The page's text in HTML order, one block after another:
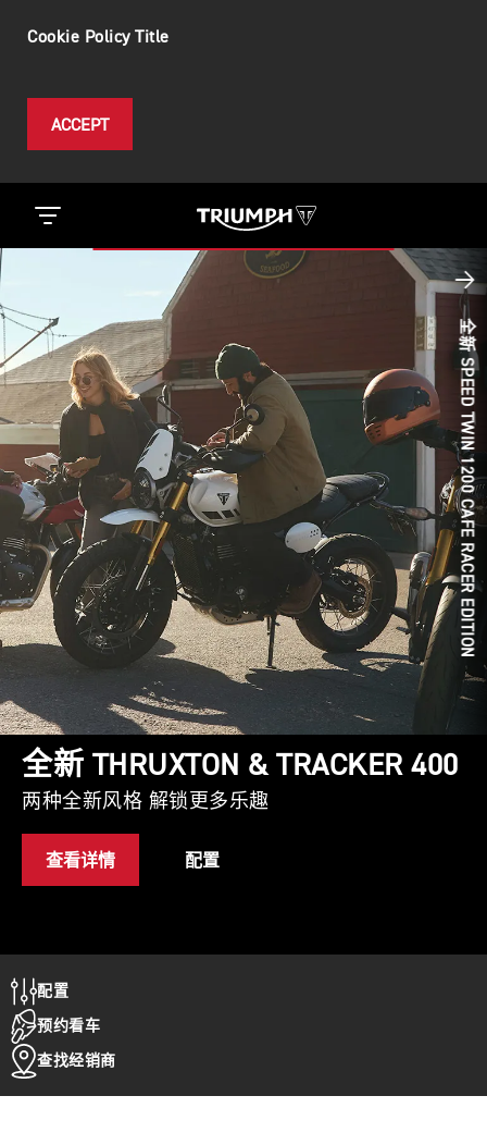
Cookie Policy Title
ACCEPT
全新 THRUXTON & TRACKER 400
两种全新风格 解锁更多乐趣
查看详情 配置
全新 SPEED TWIN 1200 CAFE RACER EDITION
配置
预约看车
查找经销商